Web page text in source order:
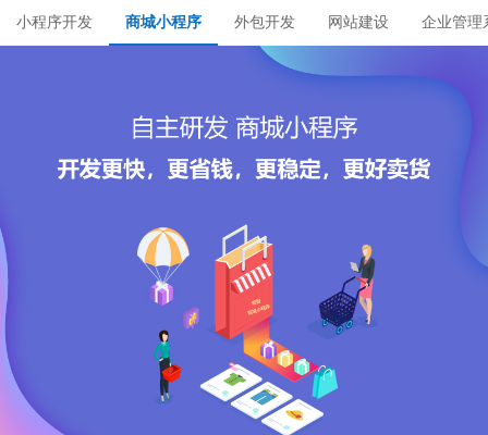
小程序开发 商城小程序 外包开发 网站建设 企业管理